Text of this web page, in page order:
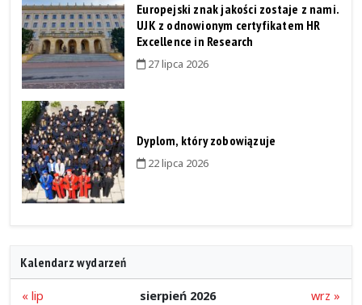
Europejski znak jakości zostaje z nami.
UJK z odnowionym certyfikatem HR
Excellence in Research
27 lipca 2026
Dyplom, który zobowiązuje
22 lipca 2026
Kalendarz wydarzeń
« lip sierpień 2026
wrz »